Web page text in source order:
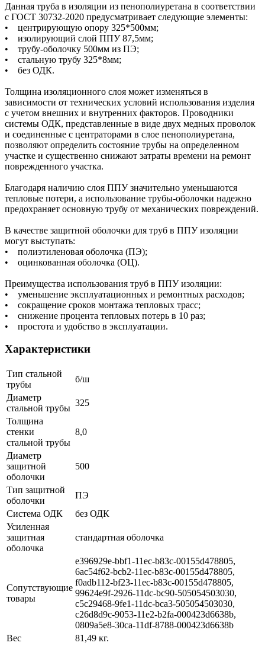
Данная труба в изоляции из пенополиуретана в соответствии
с ГОСТ 30732-2020 предусматривает следующие элементы:
• центрирующую опору 325*500мм;
• изолирующий слой ППУ 87,5мм;
• трубу-оболочку 500мм из ПЭ;
• стальную трубу 325*8мм;
• без ОДК.
Толщина изоляционного слоя может изменяться в
зависимости от технических условий использования изделия
с учетом внешних и внутренних факторов. Проводники
системы ОДК, представленные в виде двух медных проволок
и соединенные с центраторами в слое пенополиуретана,
позволяют определить состояние трубы на определенном
участке и существенно снижают затраты времени на ремонт
поврежденного участка.
Благодаря наличию слоя ППУ значительно уменьшаются
тепловые потери, а использование трубы-оболочки надежно
предохраняет основную трубу от механических повреждений.
В качестве защитной оболочки для труб в ППУ изоляции
могут выступать:
• полиэтиленовая оболочка (ПЭ);
• оцинкованная оболочка (ОЦ).
Преимущества использования труб в ППУ изоляции:
• уменьшение эксплуатационных и ремонтных расходов;
• сокращение сроков монтажа тепловых трасс;
• снижение процента тепловых потерь в 10 раз;
• простота и удобство в эксплуатации.
Характеристики
Тип стальной
трубы
б/ш
Диаметр
стальной трубы
325
Толщина
стенки
стальной трубы
8,0
Диаметр
защитной
оболочки
500
Тип защитной
оболочки
ПЭ
Система ОДК
без ОДК
Усиленная
защитная
оболочка
стандартная оболочка
Сопутствующие
товары
e396929e-bbf1-11ec-b83c-00155d478805,
6ac54f62-bcb2-11ec-b83c-00155d478805,
f0adb112-bf23-11ec-b83c-00155d478805,
99624e9f-2926-11dc-bc90-505054503030,
c5c29468-9fe1-11dc-bca3-505054503030,
c26d8d9c-9053-11e2-b2fa-000423d6638b,
0809a5e8-30ca-11df-8788-000423d6638b
Вес
81,49 кг.